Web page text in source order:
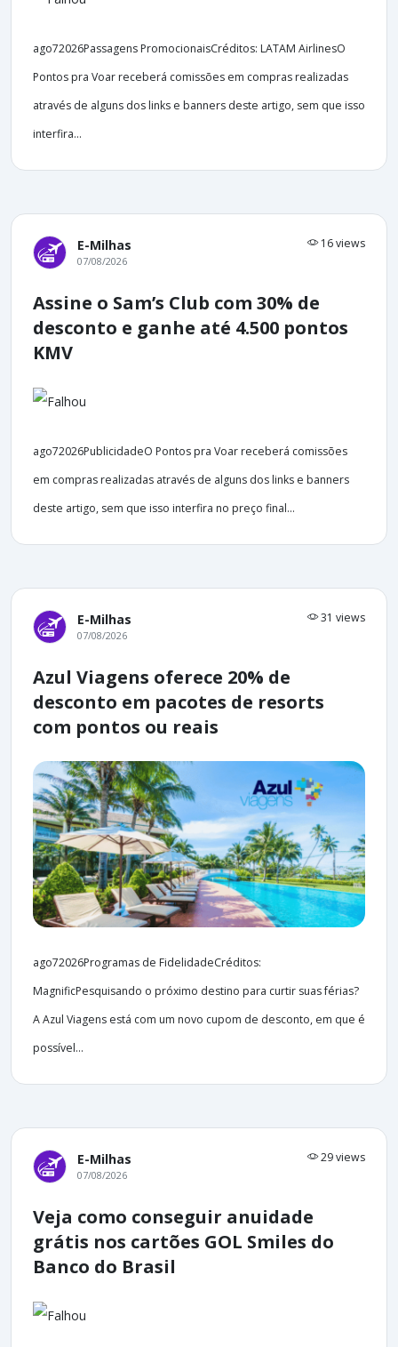
ago72026Passagens PromocionaisCréditos: LATAM AirlinesO
Pontos pra Voar receberá comissões em compras realizadas
através de alguns dos links e banners deste artigo, sem que isso
interfira...
E-Milhas 16 views
07/08/2026
Assine o Sam’s Club com 30% de
desconto e ganhe até 4.500 pontos
KMV
ago72026PublicidadeO Pontos pra Voar receberá comissões
em compras realizadas através de alguns dos links e banners
deste artigo, sem que isso interfira no preço final...
E-Milhas 31 views
07/08/2026
Azul Viagens oferece 20% de
desconto em pacotes de resorts
com pontos ou reais
ago72026Programas de FidelidadeCréditos:
MagnificPesquisando o próximo destino para curtir suas férias?
A Azul Viagens está com um novo cupom de desconto, em que é
possível...
E-Milhas 29 views
07/08/2026
Veja como conseguir anuidade
grátis nos cartões GOL Smiles do
Banco do Brasil